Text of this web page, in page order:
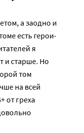
а заодно и
есть герои-
я
и старше. Но
том
на всей
от греха